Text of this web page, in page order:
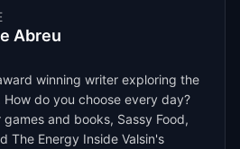
Abreu
winning writer exploring the
do you choose every day?
and books, Sassy Food,
The Energy Inside Valsin's